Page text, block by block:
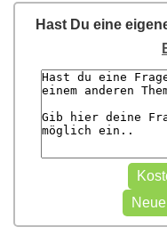
Hast Du eine